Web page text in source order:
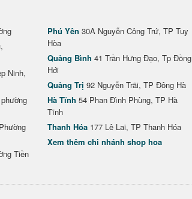
Ninh,
Tiền
Phú Yên 30A Nguyễn Công Trứ, TP Tuy
Hòa
Quảng Bình 41 Trần Hưng Đạo, Tp Đồng
Hới
Quảng Trị 92 Nguyễn Trãi, TP Đông Hà
Hà Tĩnh 54 Phan Đình Phùng, TP Hà
Tĩnh
Thanh Hóa 177 Lê Lai, TP Thanh Hóa
Xem thêm chi nhánh shop hoa